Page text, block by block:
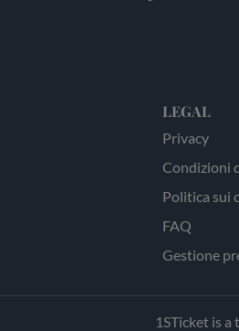
LEGAL
Privacy
Condizioni
Politica sui
FAQ
Gestione
1STicket is